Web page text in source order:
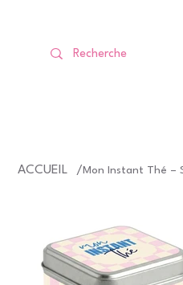
ACCUEIL /Mon Instant Thé –